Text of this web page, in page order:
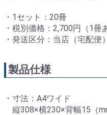
・1セット：20冊
・税別価格：2,700円（1冊
・発送区分：当店（宅配便）
製品仕様
・寸法：A4ワイド
縦308×横230×背幅15（